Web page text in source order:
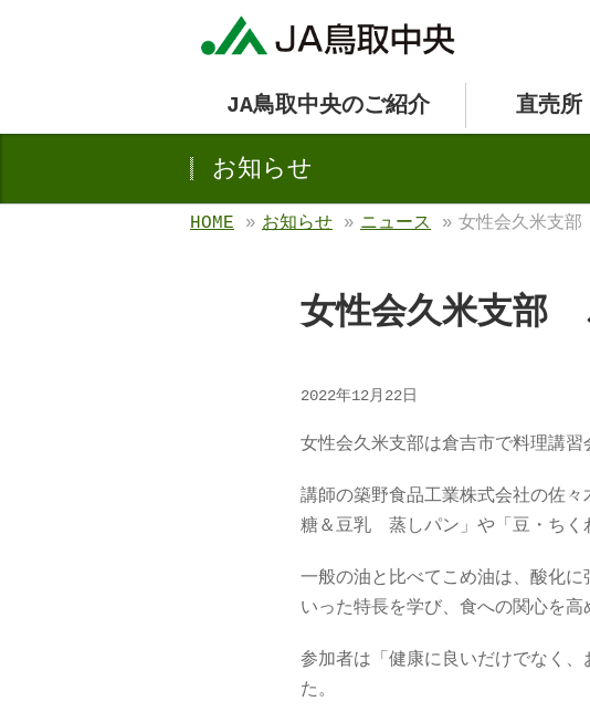
JA鳥取中央のご紹介 直売所
お知らせ
HOME » お知らせ» ニュース » 女性会久米支
女性会久米支部
2022年12月22日
女性会久米支部は倉吉市で料理講習
講師の築野食品工業株式会社の佐
糖＆豆乳 蒸しパン」や「豆・ちく
一般の油と比べてこめ油は、酸化
いった特長を学び、食への関心を高
参加者は「健康に良いだけでなく
た。